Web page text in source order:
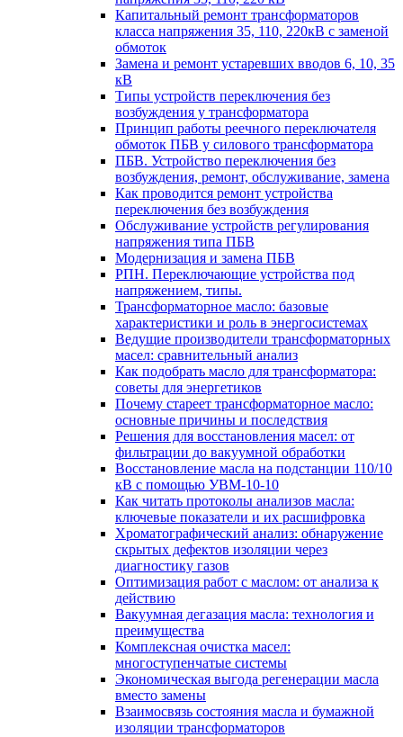
Капитальный ремонт трансформаторов
класса напряжения 35, 110, 220кВ с заменой
обмоток
Замена и ремонт устаревших вводов 6, 10, 35
кВ
Типы устройств переключения без
возбуждения у трансформатора
Принцип работы реечного переключателя
обмоток ПБВ у силового трансформатора
ПБВ. Устройство переключения без
возбуждения, ремонт, обслуживание, замена
Как проводится ремонт устройства
переключения без возбуждения
Обслуживание устройств регулирования
напряжения типа ПБВ
Модернизация и замена ПБВ
РПН. Переключающие устройства под
напряжением, типы.
Трансформаторное масло: базовые
характеристики и роль в энергосистемах
Ведущие производители трансформаторных
масел: сравнительный анализ
Как подобрать масло для трансформатора:
советы для энергетиков
Почему стареет трансформаторное масло:
основные причины и последствия
Решения для восстановления масел: от
фильтрации до вакуумной обработки
Восстановление масла на подстанции 110/10
кВ с помощью УВМ-10-10
Как читать протоколы анализов масла:
ключевые показатели и их расшифровка
Хроматографический анализ: обнаружение
скрытых дефектов изоляции через
диагностику газов
Оптимизация работ с маслом: от анализа к
действию
Вакуумная дегазация масла: технология и
преимущества
Комплексная очистка масел:
многоступенчатые системы
Экономическая выгода регенерации масла
вместо замены
Взаимосвязь состояния масла и бумажной
изоляции трансформаторов